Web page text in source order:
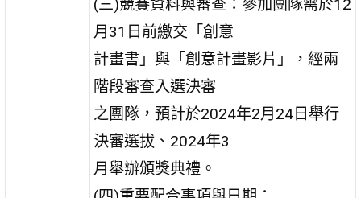
(三)競賽資料與審查：參加團隊需於12
月31日前繳交「創意
計畫書」與「創意計畫影片」，經兩
階段審查入選決審
之團隊，預計於2024年2月24日舉行
決審選拔、2024年3
月舉辦頒獎典禮。